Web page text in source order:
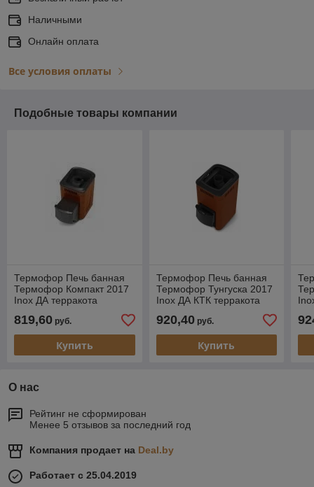
Наличными
Онлайн оплата
Все условия оплаты
Подобные товары компании
Термофор Печь банная
Термофор Компакт 2017
Inox ДА терракота
819,60 руб.
Купить
Термофор Печь банная
Термофор Тунгуска 2017
Inox ДА КТК терракота
920,40руб.
Купить
О нас
Рейтинг не сформирован
Менее 5 отзывов за последний год
Компания продает на Deal.by
Работает с 25.04.2019